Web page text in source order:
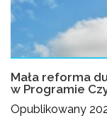
Mała reforma
w Programie
Opublikowany